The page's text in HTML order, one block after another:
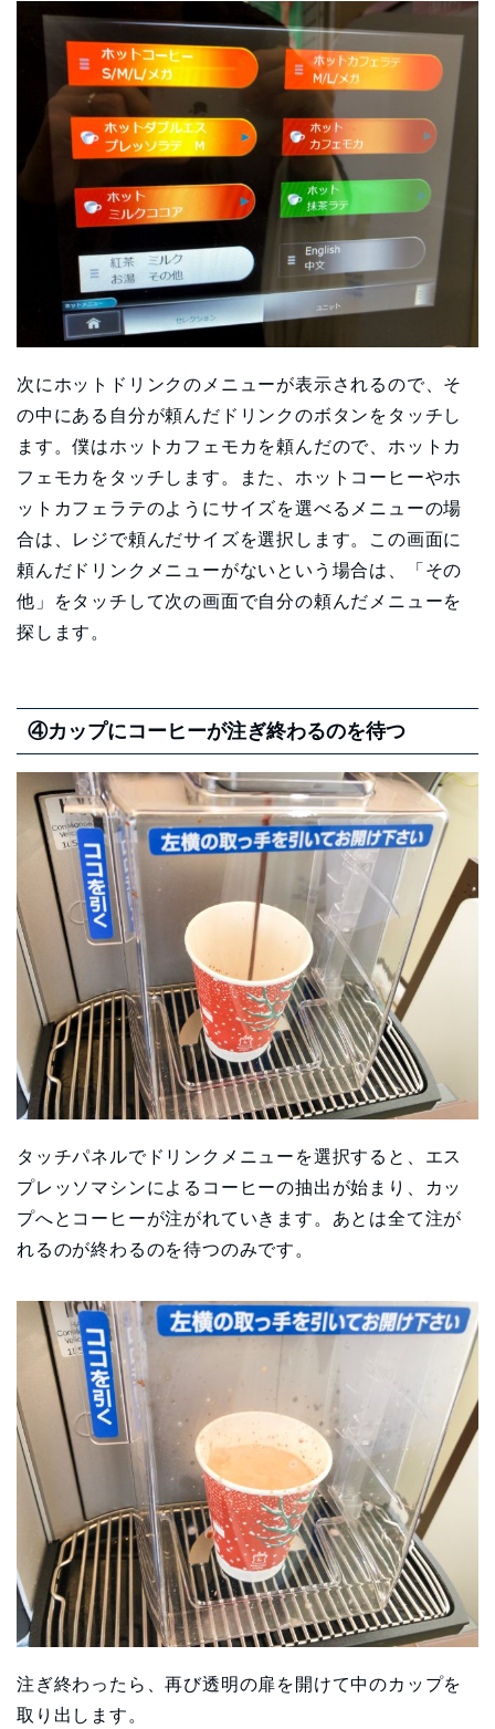
次にホットドリンクのメニューが表示されるので、そ
の中にある自分が頼んだドリンクのボタンをタッチし
ます。僕はホットカフェモカを頼んだので、ホットカ
フェモカをタッチします。また、ホットコーヒーやホ
ットカフェラテのようにサイズを選べるメニューの場
合は、レジで頼んだサイズを選択します。この画面に
頼んだドリンクメニューがないという場合は、「その
他」をタッチして次の画面で自分の頼んだメニューを
探します。
④カップにコーヒーが注ぎ終わるのを待つ
タッチパネルでドリンクメニューを選択すると、エス
プレッソマシンによるコーヒーの抽出が始まり、カッ
プへとコーヒーが注がれていきます。あとは全て注が
れるのが終わるのを待つのみです。
注ぎ終わったら、再び透明の扉を開けて中のカップを
取り出します。